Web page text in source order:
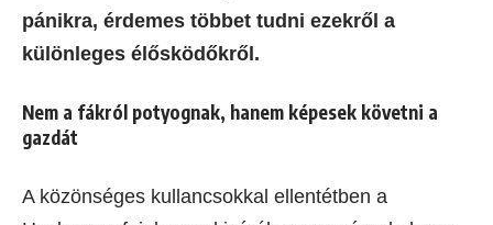
pánikra, érdemes többet tudni ezekről a
különleges élősködőkről.
Nem a fákról potyognak, hanem képesek követni a
gazdát
A közönséges kullancsokkal ellentétben a